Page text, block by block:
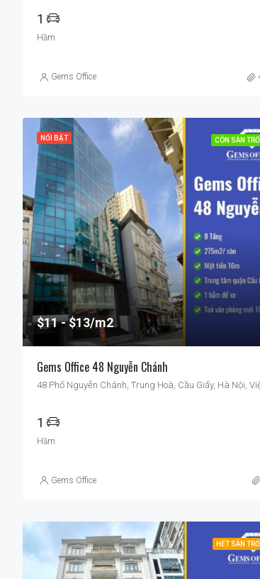
1
Hầm
Gems Office
NỔI BẬT CÒN SÀN
$11 $13/m2
Gems Office 48 Nguyễn Chánh
48 Phố Nguyễn Chánh, Trung Hoà, Cầu Giấy, Hà Nội,
1
Hầm
Gems Office
HẾT SÀN